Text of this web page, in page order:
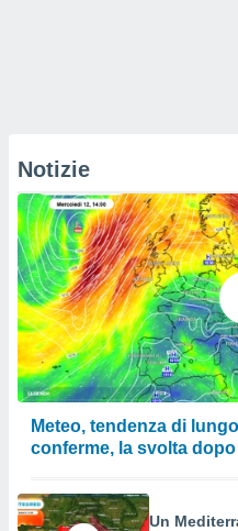
Notizie
Meteo, tendenza di
conferme, la svolta
Un